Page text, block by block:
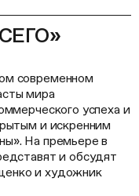
современном
мира
успеха и
и искренним
На премьере в
и обсудят
и художник